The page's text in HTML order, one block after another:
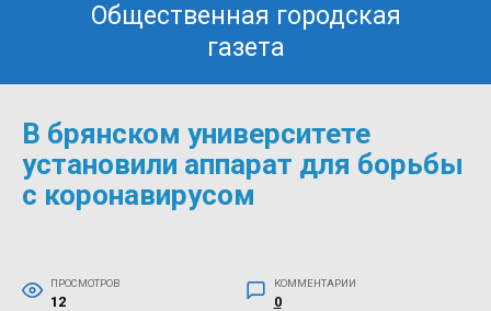
Общественная городская
газета
В брянском университете
установили аппарат для борьбы
с коронавирусом
ПРОСМОТРОВ
12
КОММЕНТАРИИ
0